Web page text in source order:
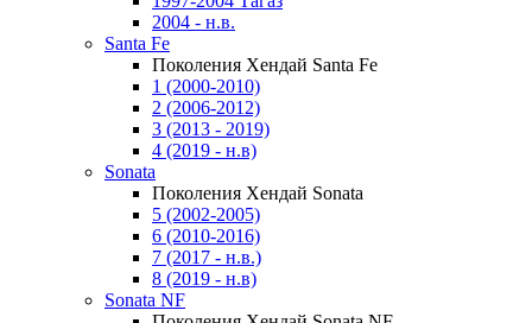
2004 - н.в.
Santa Fe
Поколения Хендай Santa Fe
1 (2000-2010)
2 (2006-2012)
3 (2013 - 2019)
4 (2019 - н.в)
Sonata
Поколения Хендай Sonata
5 (2002-2005)
6 (2010-2016)
7 (2017 - н.в.)
8 (2019 - н.в)
Sonata NF